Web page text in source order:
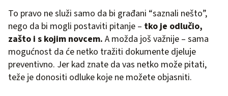
To pravo ne služi samo da bi građani “saznali nešto”,
nego da bi mogli postaviti pitanje – tko je odlučio,
zašto i s kojim novcem. A možda još važnije – sama
mogućnost da će netko tražiti dokumente djeluje
preventivno. Jer kad znate da vas netko može pitati,
teže je donositi odluke koje ne možete objasniti.